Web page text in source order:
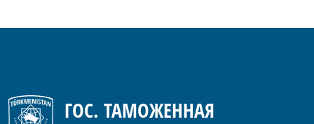
ГОС. ТАМОЖЕННАЯ